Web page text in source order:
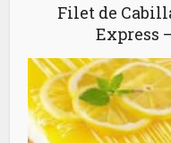
Filet de
Express